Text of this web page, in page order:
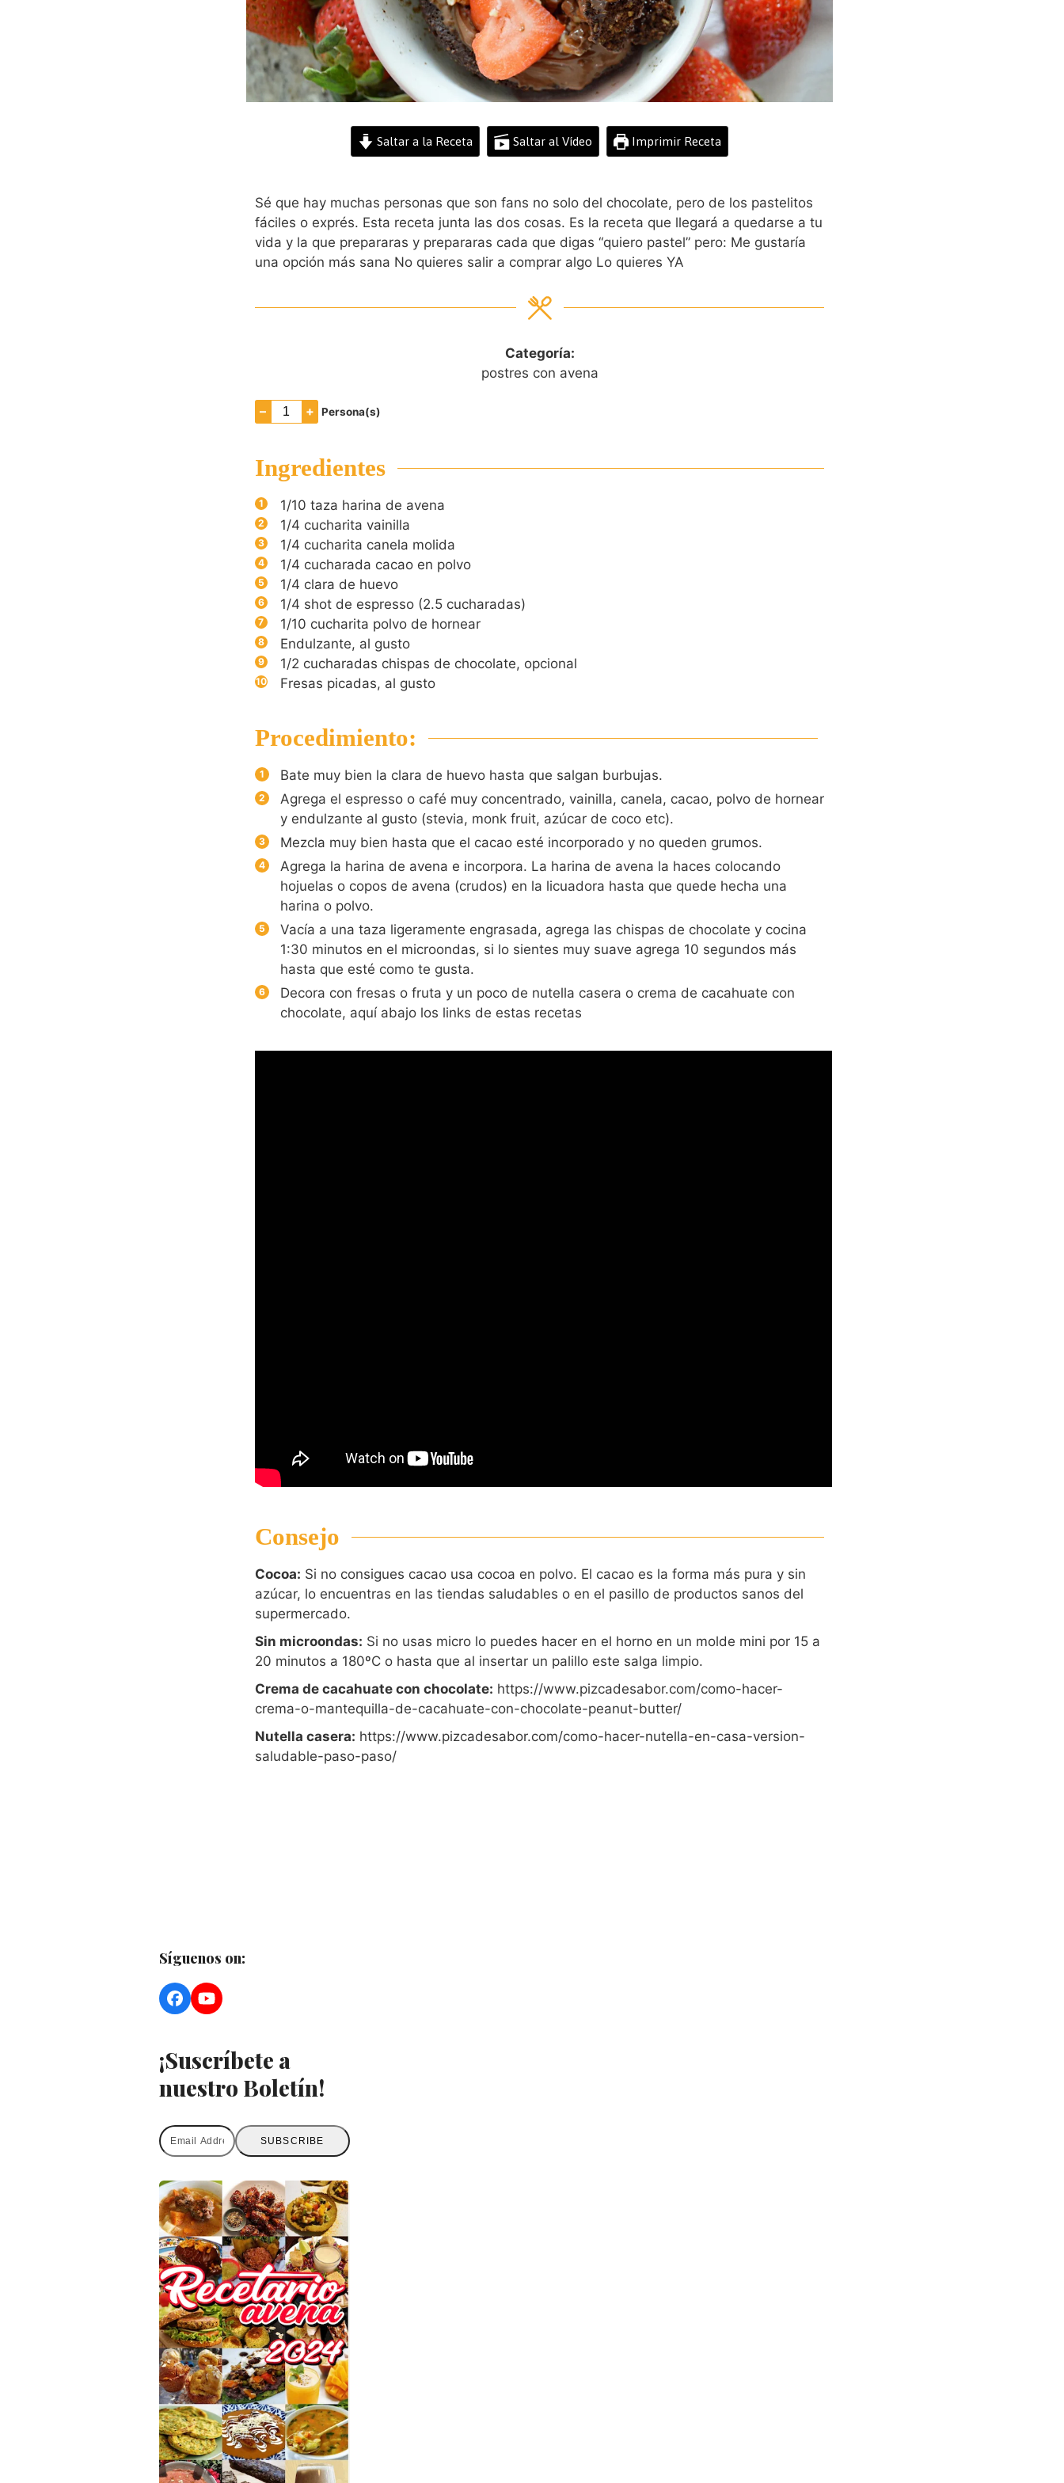
Saltar a la Receta Saltar al Vídeo Imprimir Receta
Sé que hay muchas personas que son fans no solo del chocolate, pero de los pastelitos
fáciles o exprés. Esta receta junta las dos cosas. Es la receta que llegará a quedarse a tu
vida y la que prepararas y prepararas cada que digas “quiero pastel” pero: Me gustaría
una opción más sana No quieres salir a comprar algo Lo quieres YA
Categoría:
postres con avena
– + Persona(s)
Ingredientes
1/10 taza harina de avena
1/4 cucharita vainilla
1/4 cucharita canela molida
1/4 cucharada cacao en polvo
1/4 clara de huevo
1/4 shot de espresso (2.5 cucharadas)
1/10 cucharita polvo de hornear
Endulzante, al gusto
1/2 cucharadas chispas de chocolate, opcional
Fresas picadas, al gusto
Procedimiento:
Bate muy bien la clara de huevo hasta que salgan burbujas.
Agrega el espresso o café muy concentrado, vainilla, canela, cacao, polvo de hornear
y endulzante al gusto (stevia, monk fruit, azúcar de coco etc).
Mezcla muy bien hasta que el cacao esté incorporado y no queden grumos.
Agrega la harina de avena e incorpora. La harina de avena la haces colocando
hojuelas o copos de avena (crudos) en la licuadora hasta que quede hecha una
harina o polvo.
Vacía a una taza ligeramente engrasada, agrega las chispas de chocolate y cocina
1:30 minutos en el microondas, si lo sientes muy suave agrega 10 segundos más
hasta que esté como te gusta.
Decora con fresas o fruta y un poco de nutella casera o crema de cacahuate con
chocolate, aquí abajo los links de estas recetas
Consejo
Cocoa: Si no consigues cacao usa cocoa en polvo. El cacao es la forma más pura y sin
azúcar, lo encuentras en las tiendas saludables o en el pasillo de productos sanos del
supermercado.
Sin microondas: Si no usas micro lo puedes hacer en el horno en un molde mini por 15 a
20 minutos a 180ºC o hasta que al insertar un palillo este salga limpio.
Crema de cacahuate con chocolate: https://www.pizcadesabor.com/como-hacer-
crema-o-mantequilla-de-cacahuate-con-chocolate-peanut-butter/
Nutella casera: https://www.pizcadesabor.com/como-hacer-nutella-en-casa-version-
saludable-paso-paso/
Síguenos on:
Facebook
YouTube
¡Suscríbete a
nuestro Boletín!
Email
Address
SUBSCRIBE